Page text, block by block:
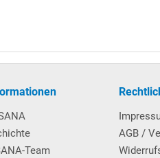
hat, in die Nut
Team
AGB /